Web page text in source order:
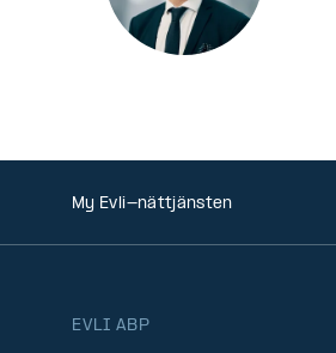
My Evli-nättjänsten
EVLI ABP